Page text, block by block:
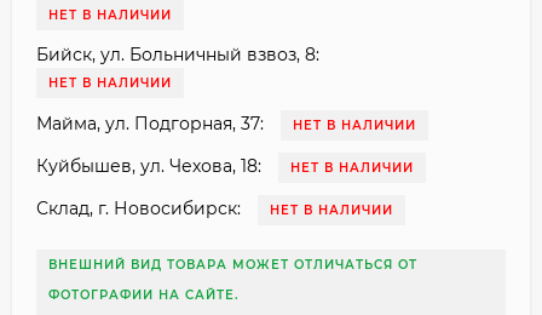
НЕТ В НАЛИЧИИ
Бийск, ул. Больничный взвоз, 8:
НЕТ В НАЛИЧИИ
Майма, ул. Подгорная, 37: НЕТ В НАЛИЧИИ
Куйбышев, ул. Чехова, 18: НЕТ В НАЛИЧИИ
Склад, г. Новосибирск: НЕТ В НАЛИЧИИ
ВНЕШНИЙ ВИД ТОВАРА МОЖЕТ ОТЛИЧАТЬСЯ ОТ
ФОТОГРАФИИ НА САЙТЕ.